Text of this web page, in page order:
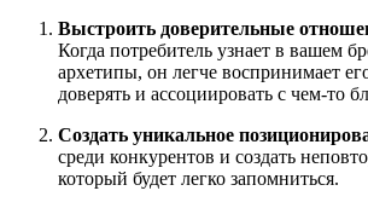
Выстроить доверительные
Когда потребитель узнает в вашем
архетипы, он легче воспринимает
доверять и ассоциировать с чем-то
Создать уникальное
среди конкурентов и создать
который будет легко запомниться.